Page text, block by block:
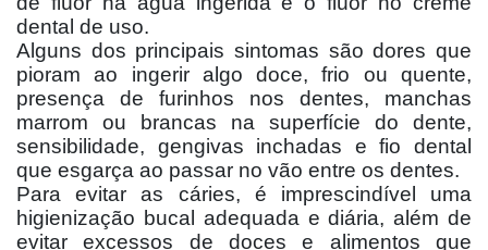
dental de uso.
Alguns dos principais sintomas são dores que
pioram ao ingerir algo doce, frio ou quente,
presença de furinhos nos dentes, manchas
marrom ou brancas na superfície do dente,
sensibilidade, gengivas inchadas e fio dental
que esgarça ao passar no vão entre os dentes.
Para evitar as cáries, é imprescindível uma
higienização bucal adequada e diária, além de
evitar excessos de doces e alimentos que